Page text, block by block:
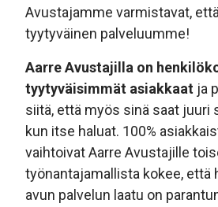
Avustajamme varmistavat,
tyytyväinen palveluumme!
Aarre Avustajilla on
tyytyväisimmät asiakkaat ja
siitä, että myös sinä saat juuri
kun itse haluat. 100%
vaihtoivat Aarre Avustajille
työnantajamallista kokee, että
avun palvelun laatu on